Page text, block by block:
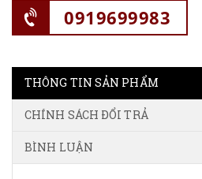
0919699983
THÔNG TIN SẢN PHẨM
CHÍNH SÁCH ĐỔI TRẢ
BÌNH LUẬN